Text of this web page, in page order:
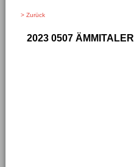
> Zurück
2023 0507 ÄMMITALER